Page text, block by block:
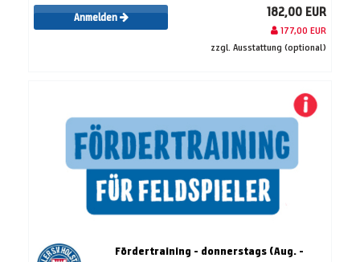
Anmelden 182,00 EUR
177,00 EUR
zzgl. Ausstattung (optional)
Fördertraining - donnerstags (Aug. -